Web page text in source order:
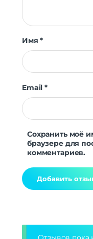
Имя*
Email*
Сохранить моё
браузере для
комментариев.